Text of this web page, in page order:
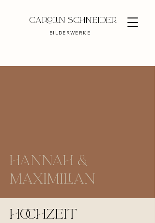
Carolin Schneider
BILDERWERKE
Hannah &
Maximilian
HOCHZEIT